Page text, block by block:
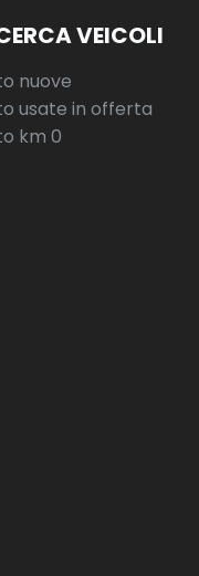
VEICOLI
nuove
usate in offerta
km 0